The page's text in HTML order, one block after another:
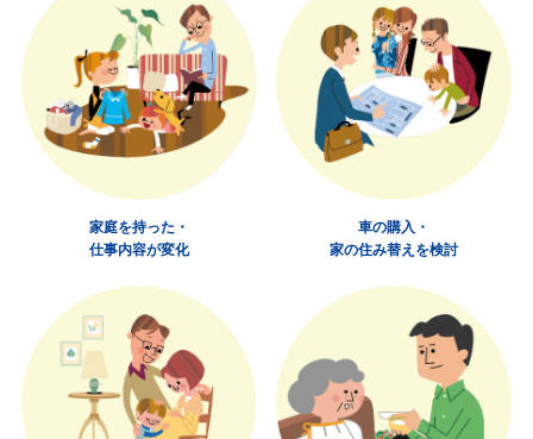
家庭を持った・
仕事内容が変化
車の購入・
家の住み替えを検討